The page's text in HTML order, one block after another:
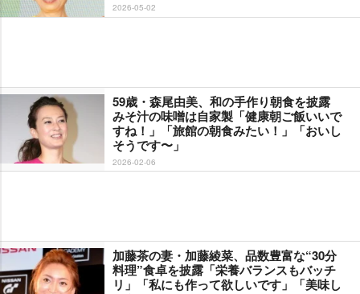
2026-05-02
59歳・森尾由美、和の手作り朝食を披露
みそ汁の味噌は自家製「健康朝ご飯いいで
すね！」「旅館の朝食みたい！」「おいし
そうです〜」
2026-02-06
加藤茶の妻・加藤綾菜、品数豊富な“30分
料理”食卓を披露「栄養バランスもバッチ
リ」「私にも作って欲しいです」「美味し